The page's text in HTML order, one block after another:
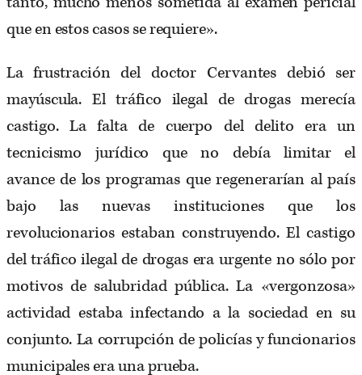
que en estos casos se requiere».
La frustración del doctor Cervantes debió ser
mayúscula. El tráfico ilegal de drogas merecía
castigo. La falta de cuerpo del delito era un
tecnicismo jurídico que no debía limitar el
avance de los programas que regenerarían al país
bajo las nuevas instituciones que los
revolucionarios estaban construyendo. El castigo
del tráfico ilegal de drogas era urgente no sólo por
motivos de salubridad pública. La «vergonzosa»
actividad estaba infectando a la sociedad en su
conjunto. La corrupción de policías y funcionarios
municipales era una prueba.